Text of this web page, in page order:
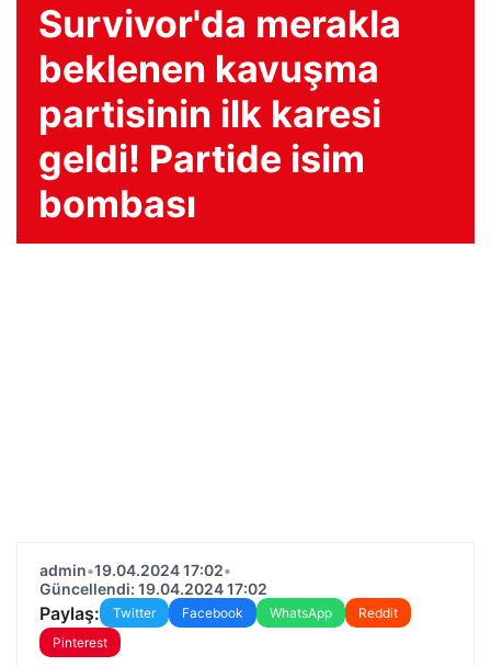
Survivor'da merakla
beklenen kavuşma
partisinin ilk karesi
geldi! Partide isim
bombası
admin•19.04.2024 17:02•
Güncellendi: 19.04.2024 17:02
Paylaş: Twitter Facebook WhatsApp
Reddit
Pinterest